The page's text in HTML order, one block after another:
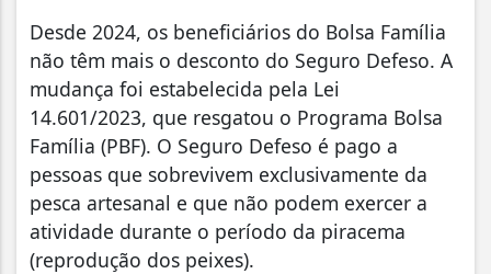
Desde 2024, os beneficiários do Bolsa Família
não têm mais o desconto do Seguro Defeso. A
mudança foi estabelecida pela Lei
14.601/2023, que resgatou o Programa Bolsa
Família (PBF). O Seguro Defeso é pago a
pessoas que sobrevivem exclusivamente da
pesca artesanal e que não podem exercer a
atividade durante o período da piracema
(reprodução dos peixes).